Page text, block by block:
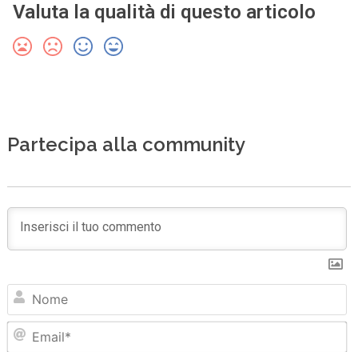
Valuta la qualità di questo articolo
Partecipa alla community